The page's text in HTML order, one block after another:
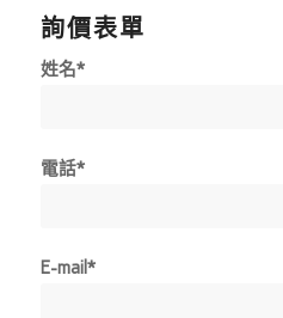
詢價表單
姓名*
電話*
E-mail*